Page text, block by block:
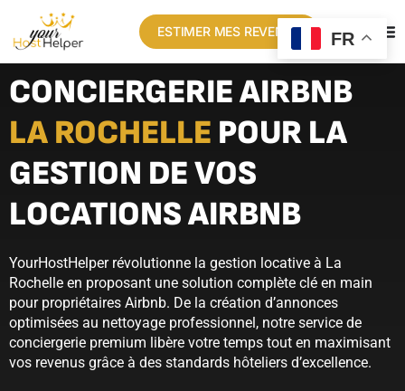
ESTIMER MES REVENUS
CONCIERGERIE AIRBNB
LA ROCHELLE POUR LA
GESTION DE VOS
LOCATIONS AIRBNB
YourHostHelper révolutionne la gestion locative à La
Rochelle en proposant une solution complète clé en main
pour propriétaires Airbnb. De la création d’annonces
optimisées au nettoyage professionnel, notre service de
conciergerie premium libère votre temps tout en maximisant
vos revenus grâce à des standards hôteliers d’excellence.
FR